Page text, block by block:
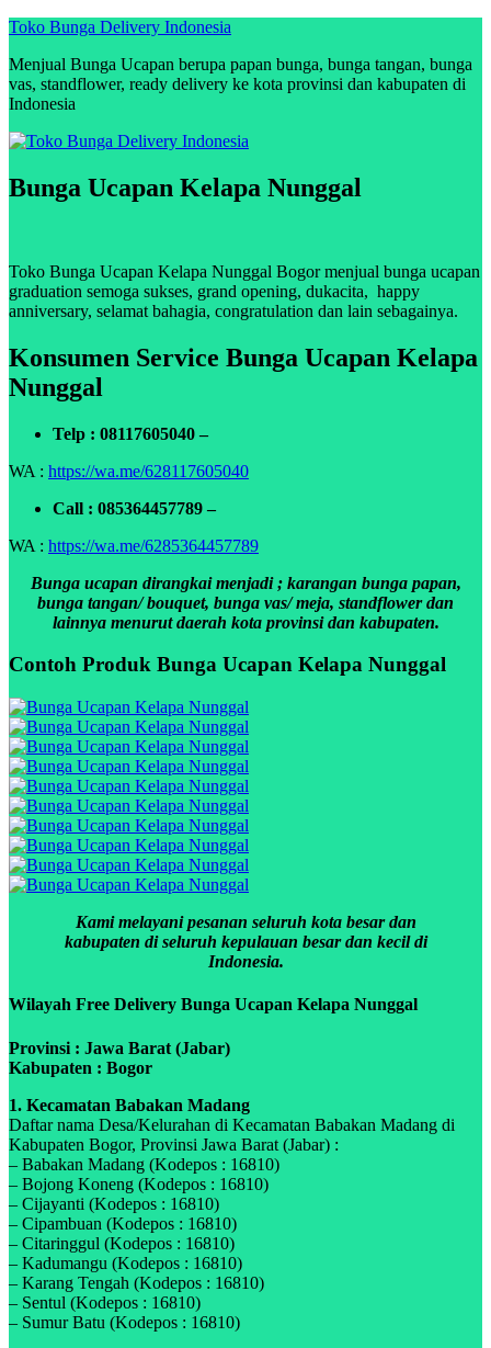
Skip
content
Toko Bunga Delivery Indonesia
Menjual Bunga Ucapan berupa papan bunga, bunga tangan, bunga
vas, standflower, ready delivery ke kota provinsi dan kabupaten di
Indonesia
Bunga Ucapan Kelapa Nunggal
Toko Bunga Ucapan Kelapa Nunggal Bogor menjual bunga ucapan
graduation semoga sukses, grand opening, dukacita, happy
anniversary, selamat bahagia, congratulation dan lain sebagainya.
Konsumen Service Bunga Ucapan Kelapa
Nunggal
Telp : 08117605040 –
WA : https://wa.me/628117605040
Call : 085364457789 –
WA : https://wa.me/6285364457789
Bunga ucapan dirangkai menjadi ; karangan bunga papan,
bunga tangan/ bouquet, bunga vas/ meja, standflower dan
lainnya menurut daerah kota provinsi dan kabupaten.
Contoh Produk Bunga Ucapan Kelapa Nunggal
Kami melayani pesanan seluruh kota besar dan
kabupaten di seluruh kepulauan besar dan kecil di
Indonesia.
Wilayah Free Delivery Bunga Ucapan Kelapa Nunggal
Provinsi : Jawa Barat (Jabar)
Kabupaten : Bogor
1. Kecamatan Babakan Madang
Daftar nama Desa/Kelurahan di Kecamatan Babakan Madang di
Kabupaten Bogor, Provinsi Jawa Barat (Jabar) :
– Babakan Madang (Kodepos : 16810)
– Bojong Koneng (Kodepos : 16810)
– Cijayanti (Kodepos : 16810)
– Cipambuan (Kodepos : 16810)
– Citaringgul (Kodepos : 16810)
– Kadumangu (Kodepos : 16810)
– Karang Tengah (Kodepos : 16810)
– Sentul (Kodepos : 16810)
– Sumur Batu (Kodepos : 16810)